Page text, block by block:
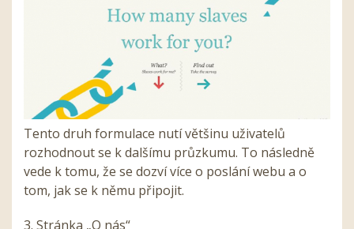
Tento druh formulace nutí většinu uživatelů
rozhodnout se k dalšímu průzkumu. To následně
vede k tomu, že se dozví více o poslání webu a o
tom, jak se k němu připojit.
3. Stránka „O nás“